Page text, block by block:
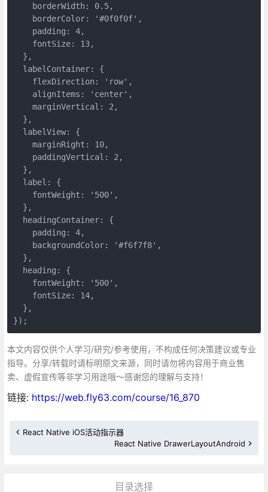
    borderWidth: 0.5,
    borderColor: '#0f0f0f',
    padding: 4,
    fontSize: 13,
  },
  labelContainer: {
    flexDirection: 'row',
    alignItems: 'center',
    marginVertical: 2,
  },
  labelView: {
    marginRight: 10,
    paddingVertical: 2,
  },
  label: {
    fontWeight: '500',
  },
  headingContainer: {
    padding: 4,
    backgroundColor: '#f6f7f8',
  },
  heading: {
    fontWeight: '500',
    fontSize: 14,
  },
});
本文内容仅供个人学习/研究/参考使用，不构成任何决策建议或专业
指导。分享/转载时请标明原文来源，同时请勿将内容用于商业售
卖、虚假宣传等非学习用途哦～感谢您的理解与支持！
链接: https://web.fly63.com/course/16_870
React Native iOS活动指示器
React Native DrawerLayoutAndroid
目录选择